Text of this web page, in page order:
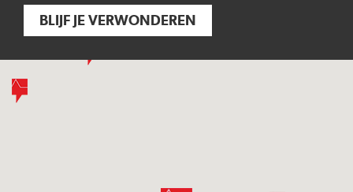
BLIJF JE VERWONDEREN